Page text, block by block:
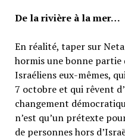
De la rivière à la mer…
En réalité, taper sur
hormis une bonne partie
Israéliens eux-mêmes,
7 octobre et qui rêvent
changement
n’est qu’un prétexte
de personnes hors